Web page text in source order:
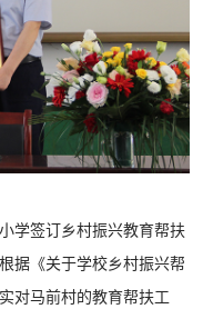
学签订乡村振兴教育帮扶
据《关于学校乡村振兴帮
对马前村的教育帮扶工